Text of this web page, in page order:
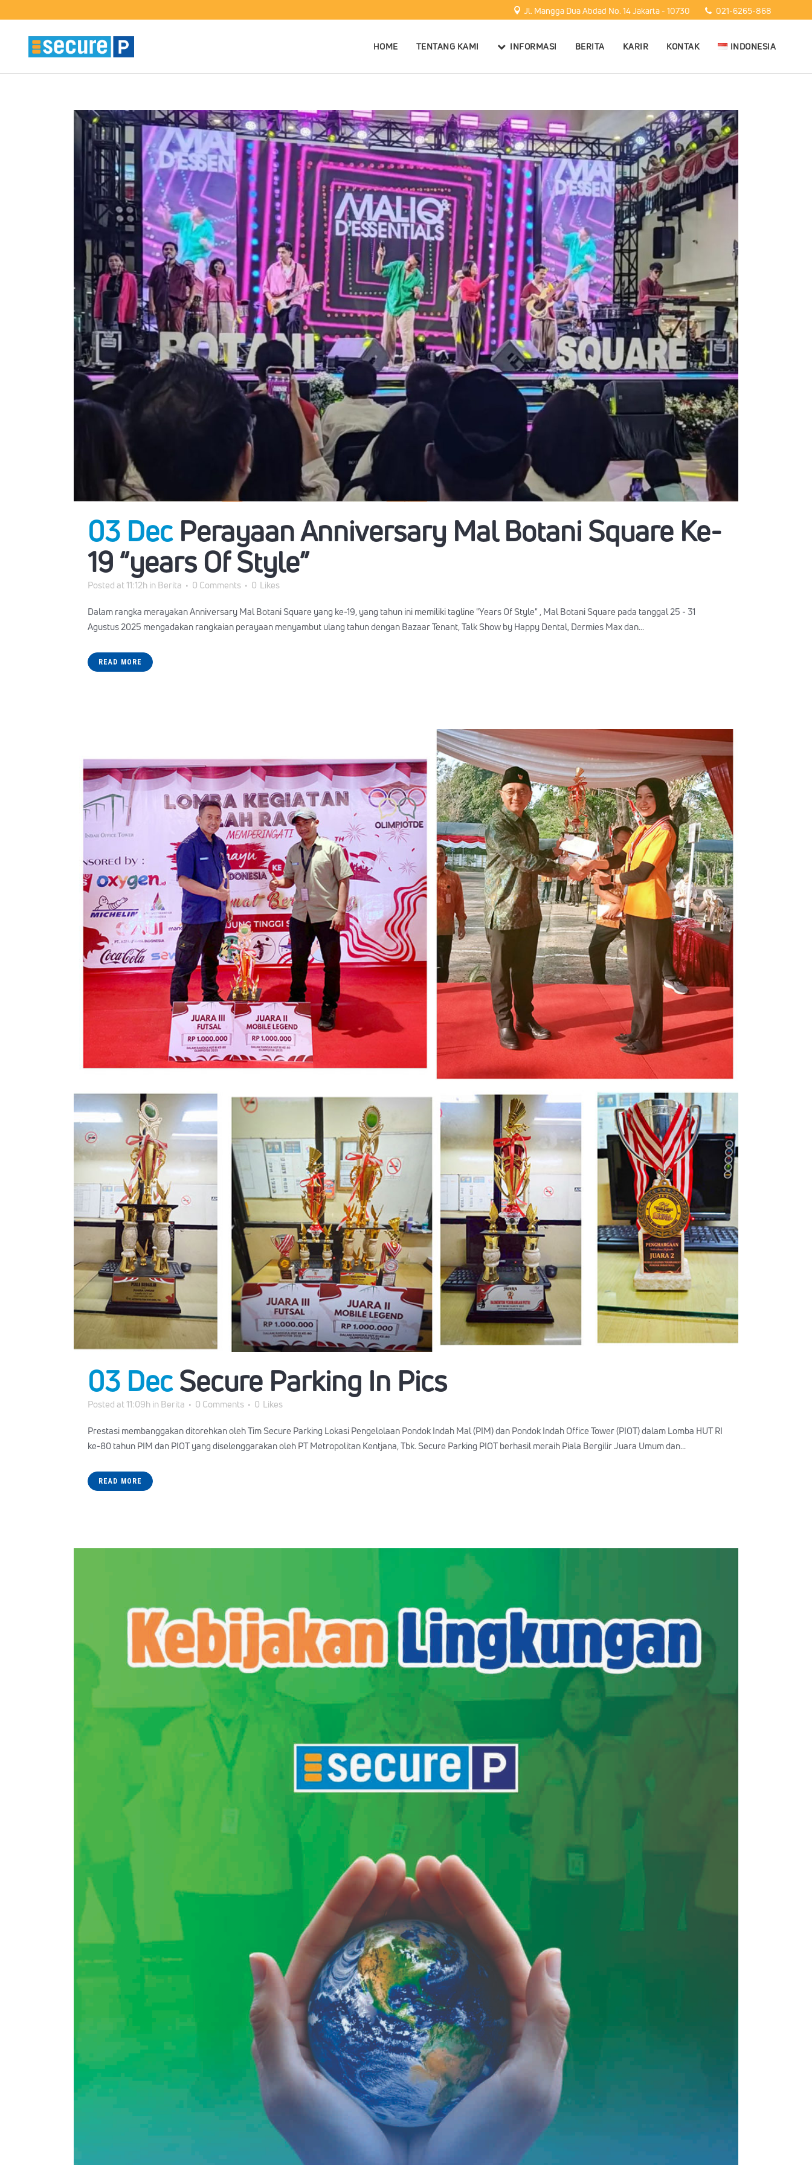
Jl. Mangga Dua Abdad No. 14 Jakarta - 10730 021-6265-868
HOME TENTANG KAMI INFORMASI BERITA KARIR KONTAK INDONESIA
03 Dec Perayaan Anniversary Mal Botani Square Ke-
19 “years Of Style”
Posted at 11:12hinBerita 0 Comments 0 Likes
Dalam rangka merayakan Anniversary Mal Botani Square yang ke-19, yang tahun ini memiliki tagline "Years Of Style" , Mal Botani Square pada tanggal 25 - 31
Agustus 2025 mengadakan rangkaian perayaan menyambut ulang tahun dengan Bazaar Tenant, Talk Show by Happy Dental, Dermies Max dan...
READ MORE
03 DecSecure Parking In Pics
Posted at 11:09hinBerita 0 Comments 0 Likes
Prestasi membanggakan ditorehkan oleh Tim Secure Parking Lokasi Pengelolaan Pondok Indah Mal (PIM) dan Pondok Indah Office Tower (PIOT) dalam Lomba HUT RI
ke-80 tahun PIM dan PIOT yang diselenggarakan oleh PT Metropolitan Kentjana, Tbk. Secure Parking PIOT berhasil meraih Piala Bergilir Juara Umum dan...
READ MORE